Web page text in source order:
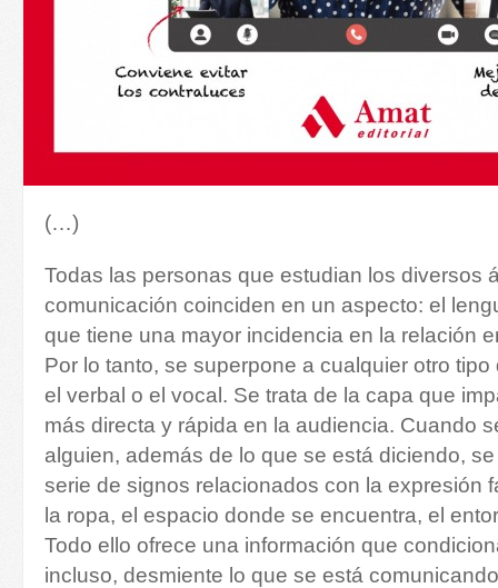
(…)
Todas las personas que estudian los diversos
comunicación coinciden en un aspecto: el
que tiene una mayor incidencia en la relación
Por lo tanto, se superpone a cualquier otro
el verbal o el vocal. Se trata de la capa que
más directa y rápida en la audiencia. Cuando
alguien, además de lo que se está diciendo,
serie de signos relacionados con la expresión
la ropa, el espacio donde se encuentra, el
Todo ello ofrece una información que
incluso, desmiente lo que se está